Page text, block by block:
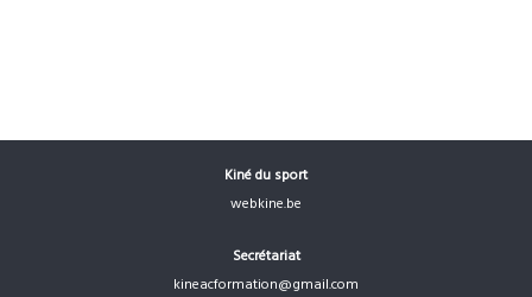
Kiné du sport
webkine.be
Secrétariat
kineacformation@gmail.com